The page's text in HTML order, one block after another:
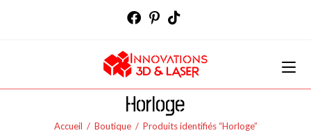
Horloge
Accueil / Boutique / Produits identifiés “Horloge”